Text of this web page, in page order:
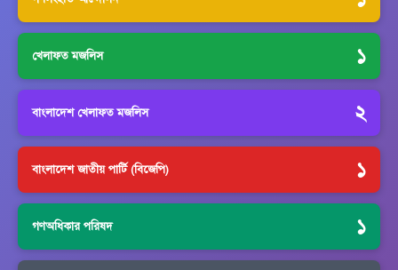
খেলাফত মজলিস ১
বাংলাদেশ খেলাফত মজলিস ২
বাংলাদেশ জাতীয় পার্টি (বিজেপি) ১
গণঅধিকার পরিষদ ১